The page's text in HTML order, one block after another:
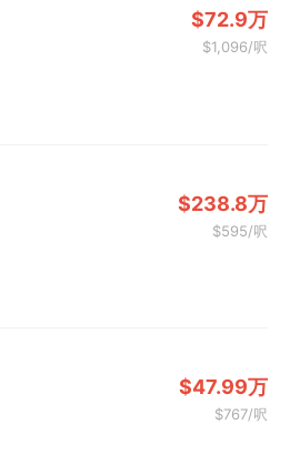
$72.9万
$1,096/呎
$238.8万
$595/呎
$47.99万
$767/呎